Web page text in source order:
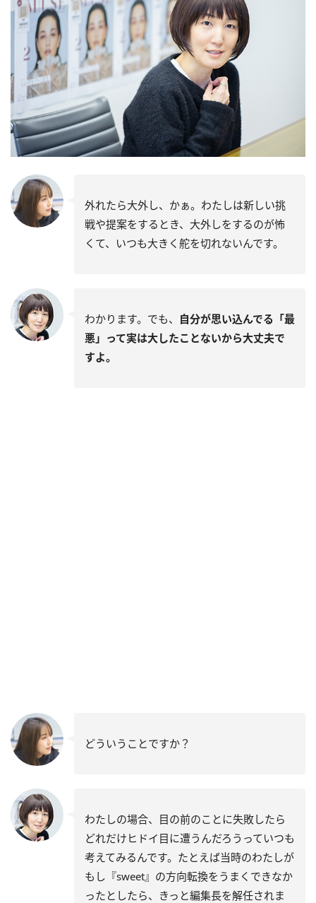
外れたら大外し、かぁ。わたしは新しい挑
戦や提案をするとき、大外しをするのが怖
くて、いつも大きく舵を切れないんです。
わかります。でも、 自分が思い込んでる「最
悪」って実は大したことないから大丈夫で
すよ。
どういうことですか？
わたしの場合、目の前のことに失敗したら
どれだけヒドイ目に遭うんだろうっていつも
考えてみるんです。たとえば当時のわたしが
もし『sweet』の方向転換をうまくできなか
ったとしたら、きっと編集長を解任されま